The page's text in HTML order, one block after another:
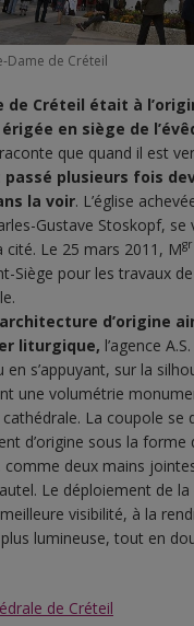
Dame de Créteil
de Créteil était à
en siège de
que quand il est
plusieurs fois
la voir. L’église
Gustave Stoskopf, se
cité. Le 25 mars 2011, Mgr
Siège pour les travaux
d’origine
liturgique, l’agence
en s’appuyant, sur la
une volumétrie
La coupole se
d’origine sous la forme
comme deux mains
Le déploiement de
visibilité, à la
lumineuse, tout en
de Créteil